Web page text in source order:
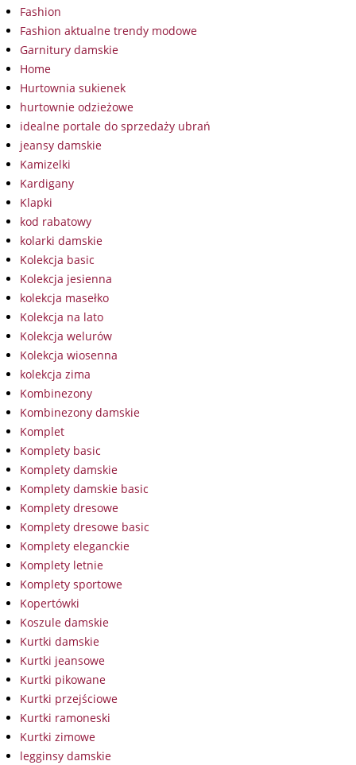
Fashion
Fashion aktualne trendy modowe
Garnitury damskie
Home
Hurtownia sukienek
hurtownie odzieżowe
idealne portale do sprzedaży ubrań
jeansy damskie
Kamizelki
Kardigany
Klapki
kod rabatowy
kolarki damskie
Kolekcja basic
Kolekcja jesienna
kolekcja masełko
Kolekcja na lato
Kolekcja welurów
Kolekcja wiosenna
kolekcja zima
Kombinezony
Kombinezony damskie
Komplet
Komplety basic
Komplety damskie
Komplety damskie basic
Komplety dresowe
Komplety dresowe basic
Komplety eleganckie
Komplety letnie
Komplety sportowe
Kopertówki
Koszule damskie
Kurtki damskie
Kurtki jeansowe
Kurtki pikowane
Kurtki przejściowe
Kurtki ramoneski
Kurtki zimowe
legginsy damskie